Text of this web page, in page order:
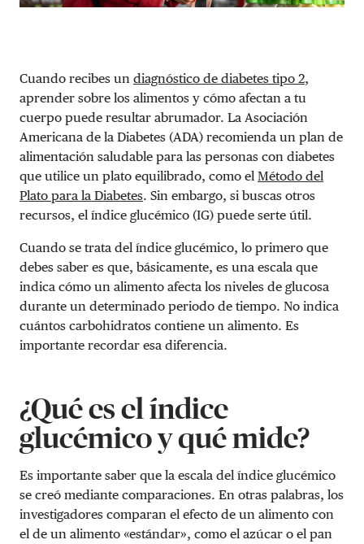
Cuando recibes un diagnóstico de diabetes tipo 2,
aprender sobre los alimentos y cómo afectan a tu
cuerpo puede resultar abrumador. La Asociación
Americana de la Diabetes (ADA) recomienda un plan de
alimentación saludable para las personas con diabetes
que utilice un plato equilibrado, como el Método del
Plato para la Diabetes. Sin embargo, si buscas otros
recursos, el índice glucémico (IG) puede serte útil.
Cuando se trata del índice glucémico, lo primero que
debes saber es que, básicamente, es una escala que
indica cómo un alimento afecta los niveles de glucosa
durante un determinado periodo de tiempo. No indica
cuántos carbohidratos contiene un alimento. Es
importante recordar esa diferencia.
¿Qué es el índice
glucémico y qué mide?
Es importante saber que la escala del índice glucémico
se creó mediante comparaciones. En otras palabras, los
investigadores comparan el efecto de un alimento con
el de un alimento «estándar», como el azúcar o el pan